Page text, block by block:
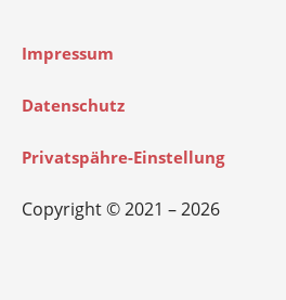
Impressum
Datenschutz
Privatspähre-Einstellung
Copyright © 2021 – 2026